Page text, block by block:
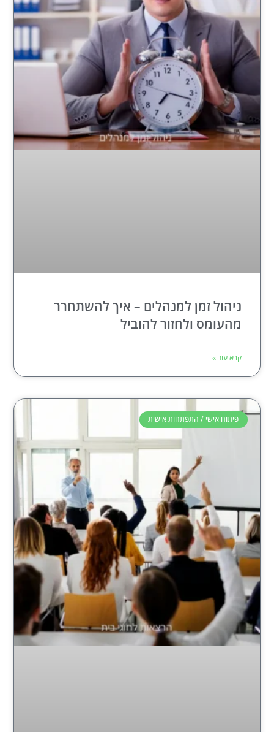
ניהול זמן למנהלים – איך להשתחרר
מהעומס ולחזור להוביל
קרא עוד »
פיתוח אישי / התפתחות אישית